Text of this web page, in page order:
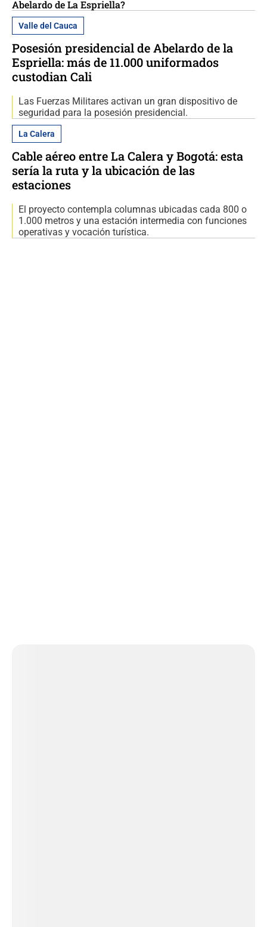
Abelardo de La Espriella?
Valle del Cauca
Posesión presidencial de Abelardo de la
Espriella: más de 11.000 uniformados
custodian Cali
Las Fuerzas Militares activan un gran dispositivo de
seguridad para la posesión presidencial.
La Calera
Cable aéreo entre La Calera y Bogotá: esta
sería la ruta y la ubicación de las
estaciones
El proyecto contempla columnas ubicadas cada 800 o
1.000 metros y una estación intermedia con funciones
operativas y vocación turística.